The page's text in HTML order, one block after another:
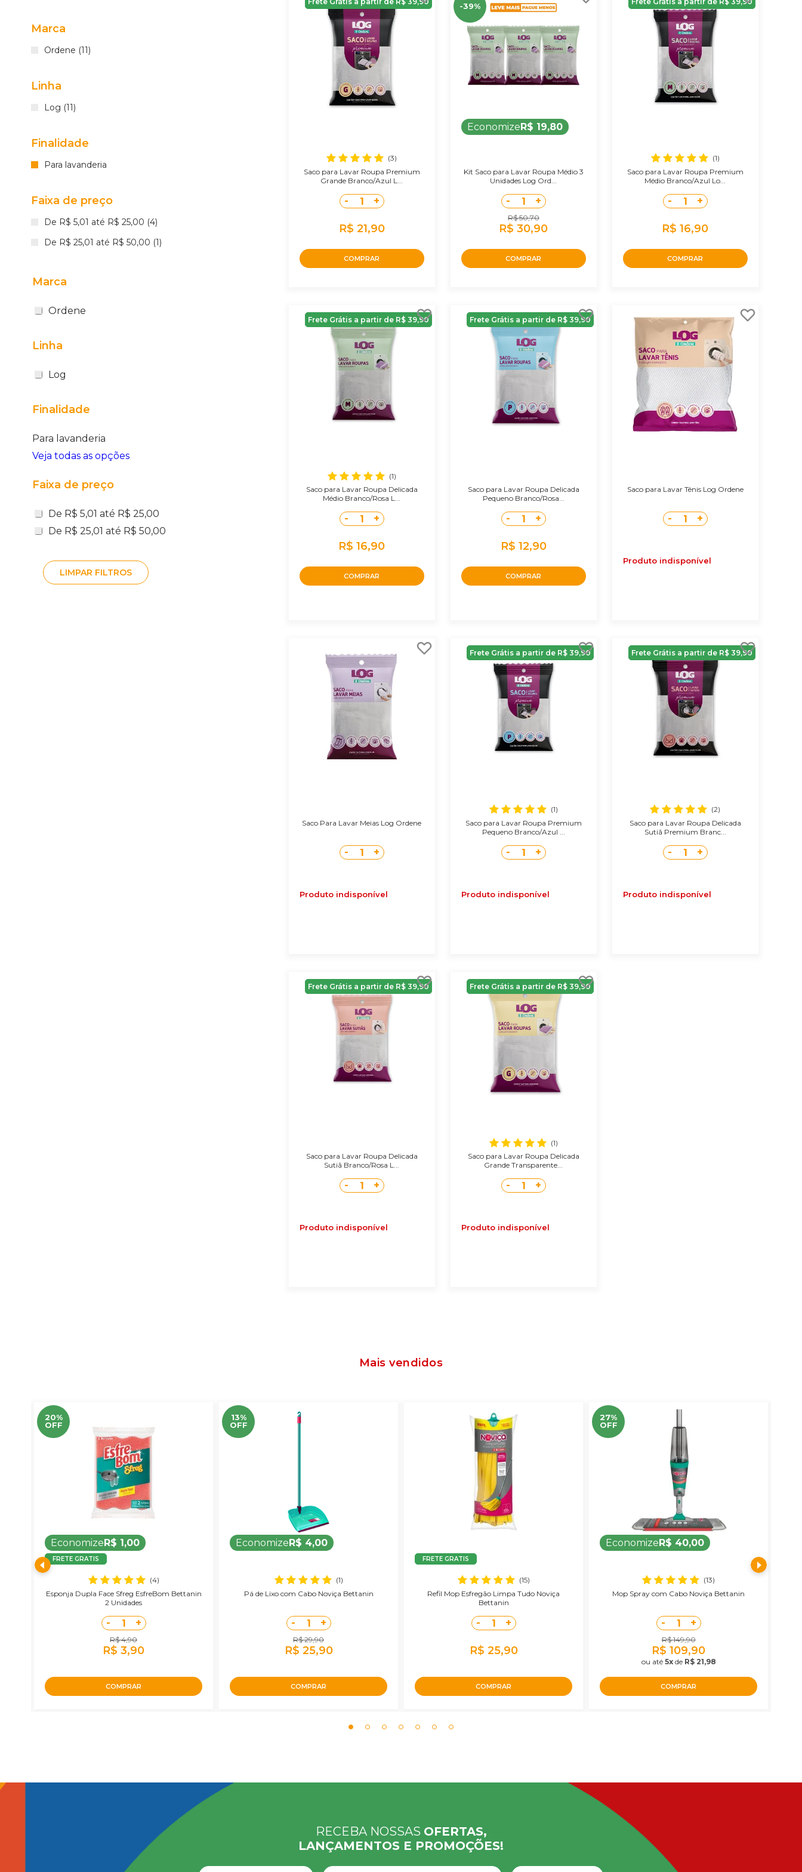
Marca
Ordene (11)
Linha
Log (11)
Finalidade
Para lavanderia
Faixa de preço
De R$ 5,01 até R$ 25,00 (4)
De R$ 25,01 até R$ 50,00 (1)
Marca
Ordene
Linha
Log
Finalidade
Para lavanderia
Veja todas as opções
Faixa de preço
De R$ 5,01 até R$ 25,00
De R$ 25,01 até R$ 50,00
LIMPAR FILTROS
(3)
Saco para Lavar Roupa Premium
Grande Branco/Azul L...
- 1 +
R$ 21,90
COMPRAR
-39%
EconomizeR$ 19,80
Kit Saco para Lavar Roupa Médio 3
Unidades Log Ord...
- 1 +
R$ 50,70
R$ 30,90
COMPRAR
(1)
Saco para Lavar Roupa Premium
Médio Branco/Azul Lo...
- 1 +
R$ 16,90
COMPRAR
Frete Grátis a partir de R$ 39,90
(1)
Saco para Lavar Roupa Delicada
Médio Branco/Rosa L...
- 1 +
R$ 16,90
COMPRAR
Frete Grátis a partir de R$ 39,90
Saco para Lavar Roupa Delicada
Pequeno Branco/Rosa...
- 1 +
R$ 12,90
COMPRAR
Saco para Lavar Tênis Log Ordene
- 1 +
Produto indisponível
Saco Para Lavar Meias Log Ordene
- 1 +
Produto indisponível
Frete Grátis a partir de R$ 39,90
(1)
Saco para Lavar Roupa Premium
Pequeno Branco/Azul ...
- 1 +
Produto indisponível
Frete Grátis a partir de R$ 39,90
(2)
Saco para Lavar Roupa Delicada
Sutiã Premium Branc...
- 1 +
Produto indisponível
Frete Grátis a partir de R$ 39,90
Saco para Lavar Roupa Delicada
Sutiã Branco/Rosa L...
- 1 +
Produto indisponível
Frete Grátis a partir de R$ 39,90
(1)
Saco para Lavar Roupa Delicada
Grande Transparente...
- 1 +
Produto indisponível
Mais vendidos
FRETE GRATIS
20%
OFF
EconomizeR$ 1,00
(4)
Esponja Dupla Face Sfreg EsfreBom Bettanin
2 Unidades
- 1 +
R$ 4,90
R$ 3,90
COMPRAR
13%
OFF
EconomizeR$ 4,00
(1)
Pá de Lixo com Cabo Noviça Bettanin
- 1 +
R$ 29,90
R$ 25,90
COMPRAR
FRETE GRATIS
(15)
Refil Mop Esfregão Limpa Tudo Noviça
Bettanin
- 1 +
R$ 25,90
COMPRAR
27%
OFF
EconomizeR$ 40,00
(13)
Mop Spray com Cabo Noviça Bettanin
- 1 +
R$ 149,90
R$ 109,90
ou até 5xde R$ 21,98
COMPRAR
RECEBA NOSSAS OFERTAS,
LANÇAMENTOS E PROMOÇÕES!